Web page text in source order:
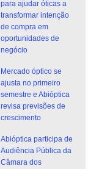
para ajudar óticas a
transformar intenção
de compra em
oportunidades de
negócio
Mercado óptico se
ajusta no primeiro
semestre e Abióptica
revisa previsões de
crescimento
Abióptica participa de
Audiência Pública da
Câmara dos